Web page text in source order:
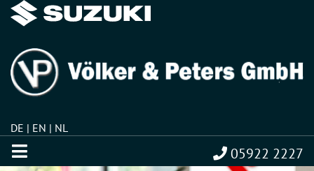
DE EN NL
05922 2227